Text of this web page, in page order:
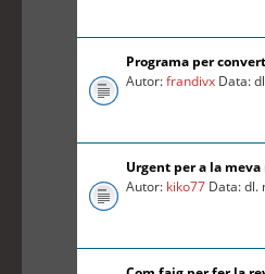
Programa per
Autor:frandivx Data:
Urgent per a la meva
Autor: kiko77 Data: dl.